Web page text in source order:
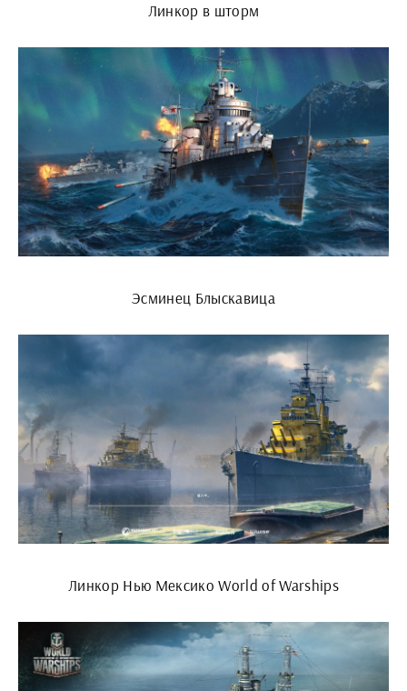
Линкор в шторм
Эсминец Блыскавица
Линкор Нью Мексико World of Warships